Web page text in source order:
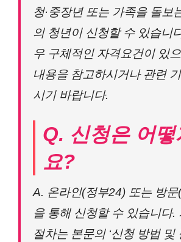
청·중장년 또는 가족을 돌보
의 청년이 신청할 수 있습니
우 구체적인 자격요건이 있
내용을 참고하시거나 관련
시기 바랍니다.
Q. 신청은 어
요?
A. 온라인(정부24) 또는 방
을 통해 신청할 수 있습니다.
절차는 본문의 ‘신청 방법 및